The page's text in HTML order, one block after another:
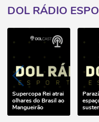
DOL RÁDIO
Supercopa Rei atrai
olhares do Brasil ao
Mangueirão